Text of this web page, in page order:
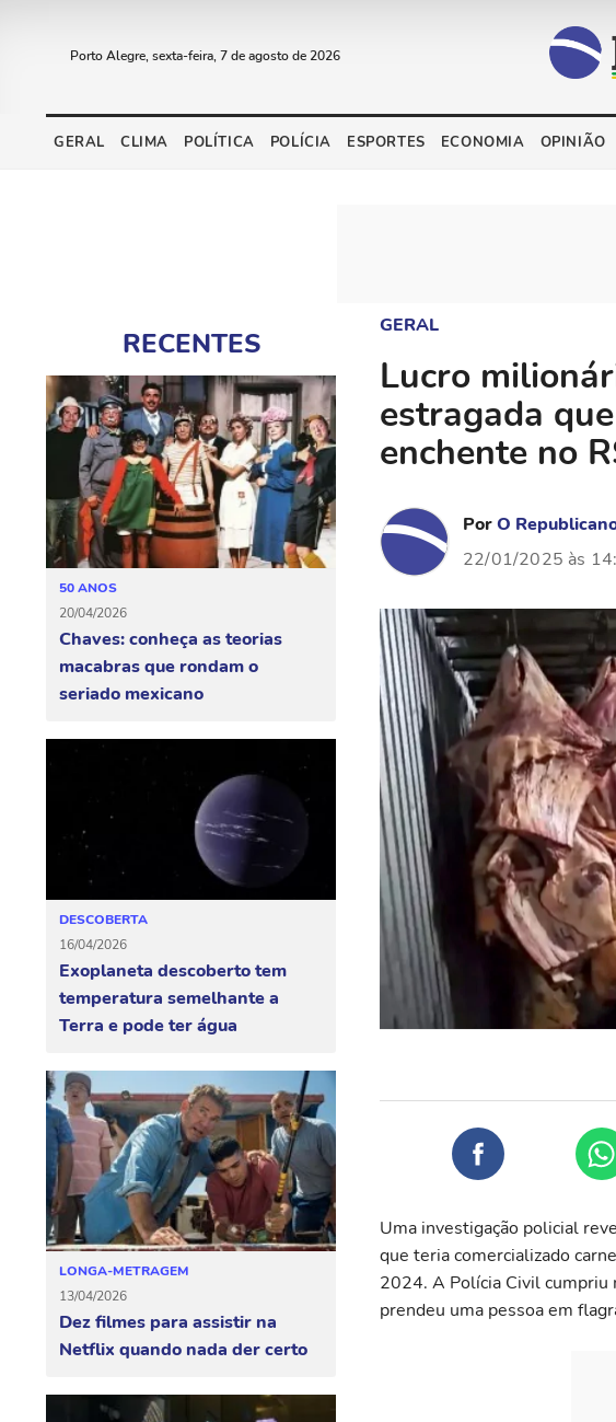
Porto Alegre, sexta-feira, 7 de agosto de 2026
GERAL CLIMA POLÍTICA POLÍCIA ESPORTES ECONOMIA OPINIÃO
RECENTES
50 ANOS
20/04/2026
Chaves: conheça as teorias
macabras que rondam o
seriado mexicano
DESCOBERTA
16/04/2026
Exoplaneta descoberto tem
temperatura semelhante a
Terra e pode ter água
LONGA-METRAGEM
13/04/2026
Dez filmes para assistir na
Netflix quando nada der certo
GERAL
Lucro
estragada
enchente no
PorO
22/01/2025 às
Uma investigação policial
que teria comercializado
2024. A Polícia Civil cumpriu
prendeu uma pessoa em